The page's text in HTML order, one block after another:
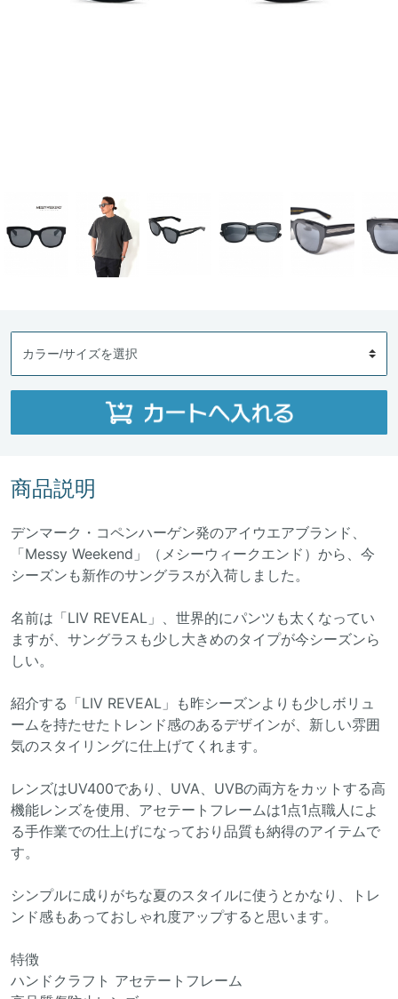
商品説明
デンマーク・コペンハーゲン発のアイウエアブランド、
「Messy Weekend」（メシーウィークエンド）から、今
シーズンも新作のサングラスが入荷しました。
名前は「LIV REVEAL」、世界的にパンツも太くなってい
ますが、サングラスも少し大きめのタイプが今シーズンら
しい。
紹介する「LIV REVEAL」も昨シーズンよりも少しボリュ
ームを持たせたトレンド感のあるデザインが、新しい雰囲
気のスタイリングに仕上げてくれます。
レンズはUV400であり、UVA、UVBの両方をカットする高
機能レンズを使用、アセテートフレームは1点1点職人によ
る手作業での仕上げになっており品質も納得のアイテムで
す。
シンプルに成りがちな夏のスタイルに使うとかなり、トレ
ンド感もあっておしゃれ度アップすると思います。
特徴
ハンドクラフト アセテートフレーム